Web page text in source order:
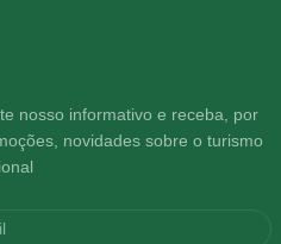
nosso informativo e receba, por
novidades sobre o turismo